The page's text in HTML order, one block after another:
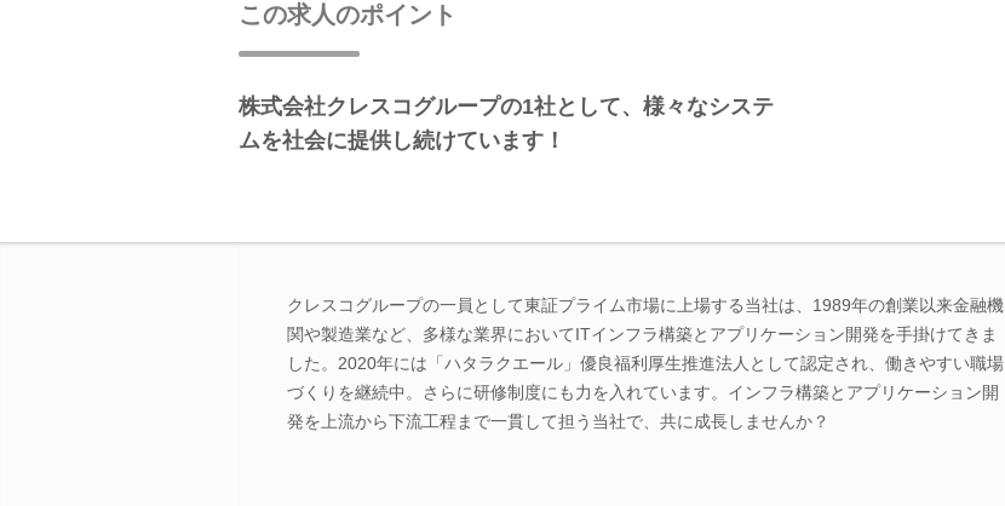
この求人のポイント
株式会社クレスコグループの1社として、様々なシステ
ムを社会に提供し続けています！
クレスコグループの一員として東証プライム市場に上場する当社は、1989年の創業以来金融機
関や製造業など、多様な業界においてITインフラ構築とアプリケーション開発を手掛けてきま
した。2020年には「ハタラクエール」優良福利厚生推進法人として認定され、働きやすい職場
づくりを継続中。さらに研修制度にも力を入れています。インフラ構築とアプリケーション開
発を上流から下流工程まで一貫して担う当社で、共に成長しませんか？